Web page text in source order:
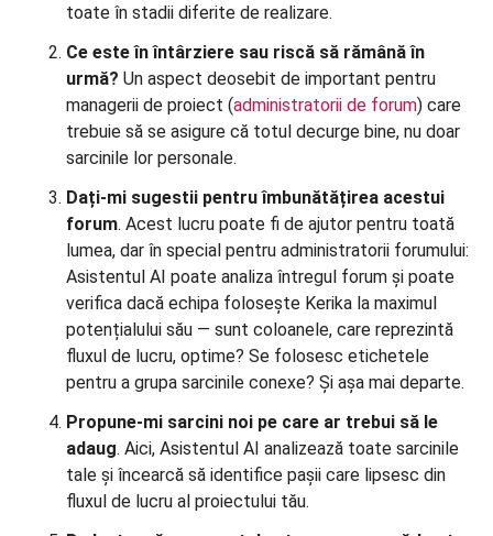
toate în stadii diferite de realizare.
Ce este în întârziere sau riscă să rămână în
urmă? Un aspect deosebit de important pentru
managerii de proiect (administratorii de forum) care
trebuie să se asigure că totul decurge bine, nu doar
sarcinile lor personale.
Dați-mi sugestii pentru îmbunătățirea acestui
forum. Acest lucru poate fi de ajutor pentru toată
lumea, dar în special pentru administratorii forumului:
Asistentul AI poate analiza întregul forum și poate
verifica dacă echipa folosește Kerika la maximul
potențialului său — sunt coloanele, care reprezintă
fluxul de lucru, optime? Se folosesc etichetele
pentru a grupa sarcinile conexe? Și așa mai departe.
Propune-mi sarcini noi pe care ar trebui să le
adaug. Aici, Asistentul AI analizează toate sarcinile
tale și încearcă să identifice pașii care lipsesc din
fluxul de lucru al proiectului tău.